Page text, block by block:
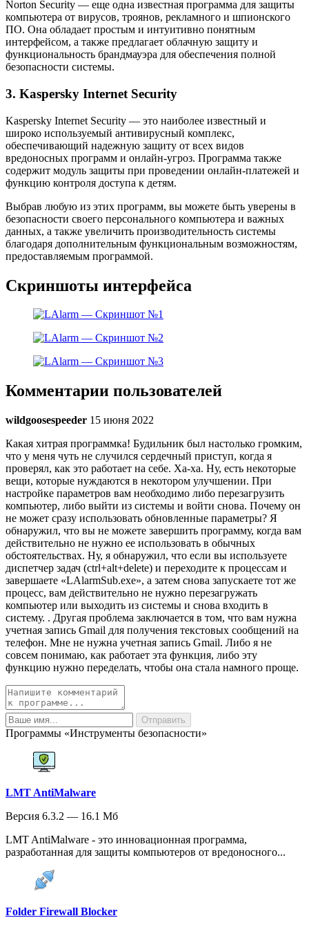
Norton Security — еще одна известная программа для защиты
компьютера от вирусов, троянов, рекламного и шпионского
ПО. Она обладает простым и интуитивно понятным
интерфейсом, а также предлагает облачную защиту и
функциональность брандмауэра для обеспечения полной
безопасности системы.
3. Kaspersky Internet Security
Kaspersky Internet Security — это наиболее известный и
широко используемый антивирусный комплекс,
обеспечивающий надежную защиту от всех видов
вредоносных программ и онлайн-угроз. Программа также
содержит модуль защиты при проведении онлайн-платежей и
функцию контроля доступа к детям.
Выбрав любую из этих программ, вы можете быть уверены в
безопасности своего персонального компьютера и важных
данных, а также увеличить производительность системы
благодаря дополнительным функциональным возможностям,
предоставляемым программой.
Скриншоты интерфейса
Комментарии пользователей
wildgoosespeeder 15 июня 2022
Какая хитрая программка! Будильник был настолько громким,
что у меня чуть не случился сердечный приступ, когда я
проверял, как это работает на себе. Ха-ха. Ну, есть некоторые
вещи, которые нуждаются в некотором улучшении. При
настройке параметров вам необходимо либо перезагрузить
компьютер, либо выйти из системы и войти снова. Почему он
не может сразу использовать обновленные параметры? Я
обнаружил, что вы не можете завершить программу, когда вам
действительно не нужно ее использовать в обычных
обстоятельствах. Ну, я обнаружил, что если вы используете
диспетчер задач (ctrl+alt+delete) и переходите к процессам и
завершаете «LAlarmSub.exe», а затем снова запускаете тот же
процесс, вам действительно не нужно перезагружать
компьютер или выходить из системы и снова входить в
систему. . Другая проблема заключается в том, что вам нужна
учетная запись Gmail для получения текстовых сообщений на
телефон. Мне не нужна учетная запись Gmail. Либо я не
совсем понимаю, как работает эта функция, либо эту
функцию нужно переделать, чтобы она стала намного проще.
Программы «Инструменты безопасности»
LMT AntiMalware
Версия 6.3.2 — 16.1 Мб
LMT AntiMalware - это инновационная программа,
разработанная для защиты компьютеров от вредоносного...
Folder Firewall Blocker